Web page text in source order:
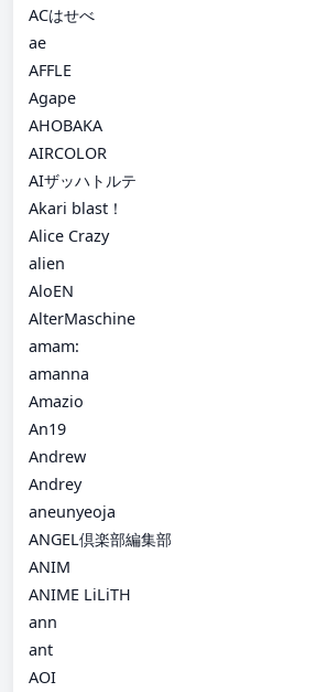
ACはせべ
ae
AFFLE
Agape
AHOBAKA
AIRCOLOR
AIザッハトルテ
Akari blast！
Alice Crazy
alien
AloEN
AlterMaschine
amam:
amanna
Amazio
An19
Andrew
Andrey
aneunyeoja
ANGEL倶楽部編集部
ANIM
ANIME LiLiTH
ann
ant
AOI